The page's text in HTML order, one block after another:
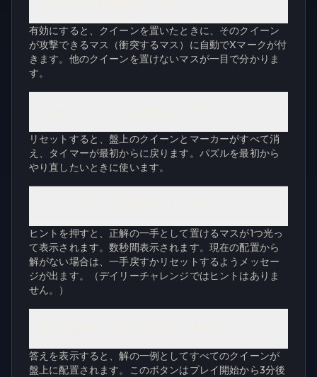
有効にすると、クイーンを置いたときに、そのクイーン
が攻撃できるマス（衝突するマス）に自動でXマークが付
きます。他のクイーンを置けないマスが一目で分かりま
す。
リセットすると、盤上のクイーンとマーカーがすべて消
え、タイマーが最初からに戻ります。パズルを最初から
やり直したいときに使います。
ヒントを押すと、正解の一手として置けるマスが1つ光っ
て表示されます。数秒間表示されます。現在の配置から
解がない場合は、一手戻すかリセットするようメッセー
ジが出ます。（デイリーチャレンジではヒントはありま
せん。）
答えを表示すると、解の一例としてすべてのクイーンが
盤上に配置されます。このボタンはプレイ開始から3分後